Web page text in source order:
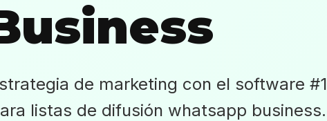
de marketing con el software #1
listas de difusión whatsapp business.